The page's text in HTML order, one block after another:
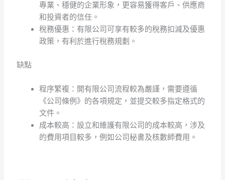
專業、穩健的企業形象，更容易獲得客戶、供應商
和投資者的信任。
稅務優惠：有限公司可享有較多的稅務扣減及優惠
政策，有利於進行稅務規劃。
缺點
程序繁複：開有限公司流程較為嚴謹，需要遵循
《公司條例》的各項規定，並提交較多指定格式的
文件。
成本較高：設立和維護有限公司的成本較高，涉及
的費用項目較多，例如公司秘書及核數師費用。